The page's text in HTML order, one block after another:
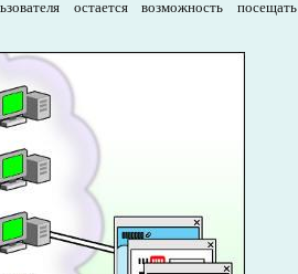
остается возможность посещать